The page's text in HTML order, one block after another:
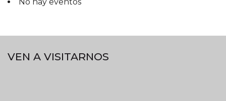
No hay eventos
VEN A VISITARNOS